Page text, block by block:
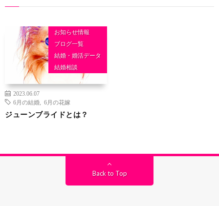
お知らせ情報
ブログ一覧
結婚・婚活データ
結婚相談
2023.06.07
6月の結婚
6月の花嫁
ジューンブライドとは？
Back to Top